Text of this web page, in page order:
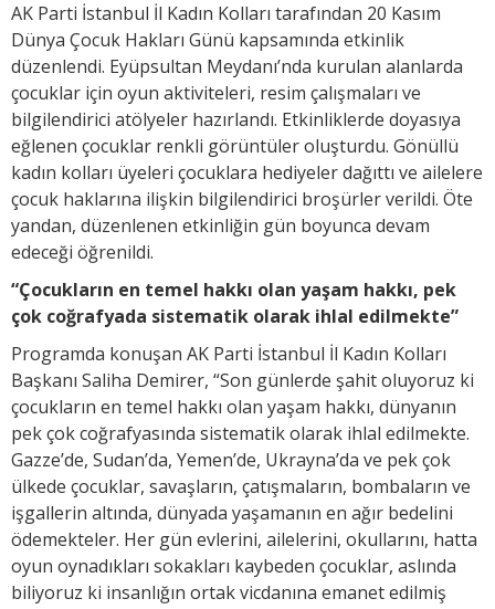
AK Parti İstanbul İl Kadın Kolları tarafından 20 Kasım
Dünya Çocuk Hakları Günü kapsamında etkinlik
düzenlendi. Eyüpsultan Meydanı’nda kurulan alanlarda
çocuklar için oyun aktiviteleri, resim çalışmaları ve
bilgilendirici atölyeler hazırlandı. Etkinliklerde doyasıya
eğlenen çocuklar renkli görüntüler oluşturdu. Gönüllü
kadın kolları üyeleri çocuklara hediyeler dağıttı ve ailelere
çocuk haklarına ilişkin bilgilendirici broşürler verildi. Öte
yandan, düzenlenen etkinliğin gün boyunca devam
edeceği öğrenildi.
“Çocukların en temel hakkı olan yaşam hakkı, pek
çok coğrafyada sistematik olarak ihlal edilmekte”
Programda konuşan AK Parti İstanbul İl Kadın Kolları
Başkanı Saliha Demirer, “Son günlerde şahit oluyoruz ki
çocukların en temel hakkı olan yaşam hakkı, dünyanın
pek çok coğrafyasında sistematik olarak ihlal edilmekte.
Gazze’de, Sudan’da, Yemen’de, Ukrayna’da ve pek çok
ülkede çocuklar, savaşların, çatışmaların, bombaların ve
işgallerin altında, dünyada yaşamanın en ağır bedelini
ödemekteler. Her gün evlerini, ailelerini, okullarını, hatta
oyun oynadıkları sokakları kaybeden çocuklar, aslında
biliyoruz ki insanlığın ortak vicdanına emanet edilmiş